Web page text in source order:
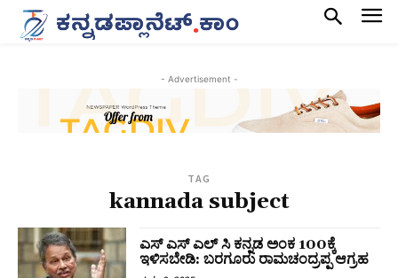
- Advertisement -
TAG
kannada subject
ಎಸ್‌ ಎಸ್‌ ಎಲ್‌ ಸಿ ಕನ್ನಡ ಅಂಕ 100ಕ್ಕೆ
ಇಳಿಸಬೇಡಿ: ಬರಗೂರು ರಾಮಚಂದ್ರಪ್ಪ ಆಗ್ರಹ